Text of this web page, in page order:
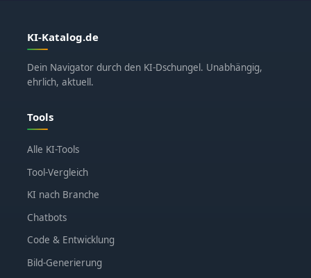
KI-Katalog.de
Dein Navigator durch den KI-Dschungel. Unabhängig,
ehrlich, aktuell.
Tools
Alle KI-Tools
Tool-Vergleich
KI nach Branche
Chatbots
Code & Entwicklung
Bild-Generierung